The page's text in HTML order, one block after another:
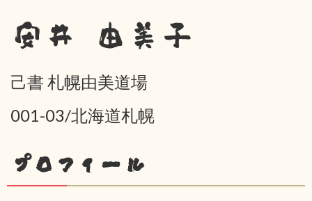
安井 由美子
己書 札幌由美道場
001-03/北海道札幌
プロフィール